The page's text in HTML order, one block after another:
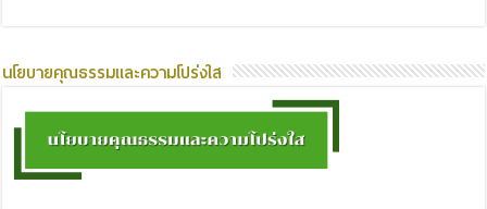
นโยบายคุณธรรมและความโปร่งใส